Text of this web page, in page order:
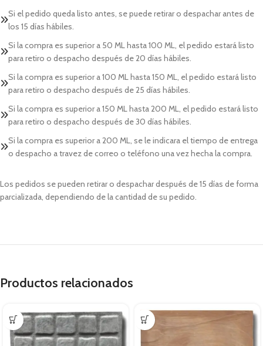
Si el pedido queda listo antes, se puede retirar o despachar antes de
los 15 días hábiles.
Si la compra es superior a 50 ML hasta 100 ML, el pedido estará listo
para retiro o despacho después de 20 días hábiles.
Si la compra es superior a 100 ML hasta 150 ML, el pedido estará listo
para retiro o despacho después de 25 días hábiles.
Si la compra es superior a 150 ML hasta 200 ML, el pedido estará listo
para retiro o despacho después de 30 días hábiles.
Si la compra es superior a 200 ML, se le indicara el tiempo de entrega
o despacho a travez de correo o teléfono una vez hecha la compra.
Los pedidos se pueden retirar o despachar después de 15 días de forma
parcializada, dependiendo de la cantidad de su pedido.
Productos relacionados